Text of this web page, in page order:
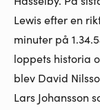
Lewis efter en
minuter på
loppets historia
blev David
Lars Johansson